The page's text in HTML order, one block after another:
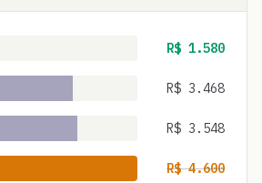
R$ 1.580
R$ 3.468
R$ 3.548
R$4.600